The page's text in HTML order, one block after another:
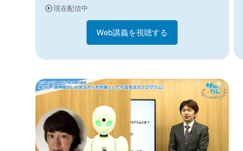
現在配信中
Web講義を視聴する